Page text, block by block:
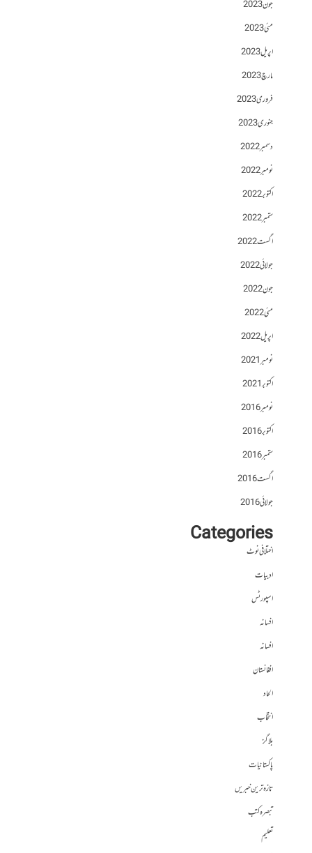
جون 2023
مئی 2023
اپریل 2023
مارچ 2023
فروری 2023
جنوری 2023
دسمبر 2022
نومبر 2022
اکتوبر 2022
ستمبر 2022
اگست 2022
جولائی 2022
جون 2022
مئی 2022
اپریل 2022
نومبر 2021
اکتوبر 2021
نومبر 2016
اکتوبر 2016
ستمبر 2016
اگست 2016
جولائی 2016
Categories
اختلافی نوٹ
ادبیات
اسپورٹس
افسانہ
افسانہ
افغانستان
الحاد
انتخاب
بلاگز
پاکستانیات
تازہ ترین خبریں
تبصرہ کتب
تعلیم